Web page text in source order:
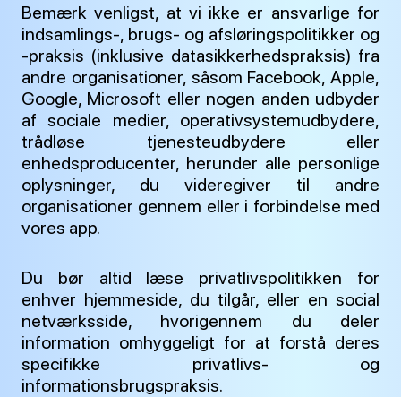
Bemærk venligst, at vi ikke er ansvarlige for
indsamlings-, brugs- og afsløringspolitikker og
-praksis (inklusive datasikkerhedspraksis) fra
andre organisationer, såsom Facebook, Apple,
Google, Microsoft eller nogen anden udbyder
af sociale medier, operativsystemudbydere,
trådløse tjenesteudbydere eller
enhedsproducenter, herunder alle personlige
oplysninger, du videregiver til andre
organisationer gennem eller i forbindelse med
vores app.
Du bør altid læse privatlivspolitikken for
enhver hjemmeside, du tilgår, eller en social
netværksside, hvorigennem du deler
information omhyggeligt for at forstå deres
specifikke privatlivs- og
informationsbrugspraksis.